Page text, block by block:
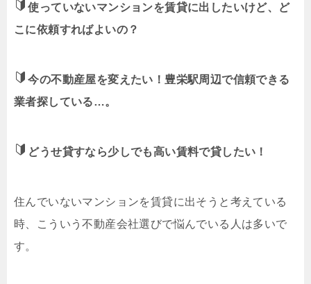
使っていないマンションを賃貸に出したいけど、ど
こに依頼すればよいの？
今の不動産屋を変えたい！豊栄駅周辺で信頼できる
業者探している…。
どうせ貸すなら少しでも高い賃料で貸したい！
住んでいないマンションを賃貸に出そうと考えている
時、こういう不動産会社選びで悩んでいる人は多いで
す。